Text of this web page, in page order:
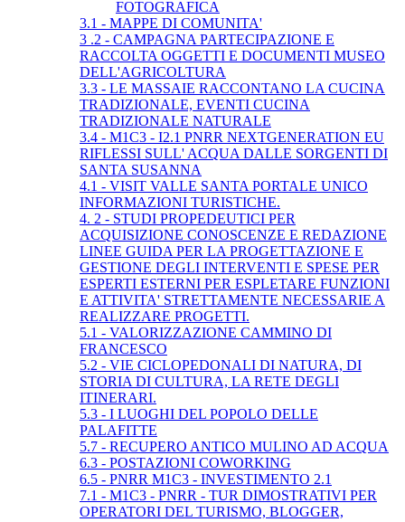
FOTOGRAFICA
3.1 - MAPPE DI COMUNITA'
3 .2 - CAMPAGNA PARTECIPAZIONE E
RACCOLTA OGGETTI E DOCUMENTI MUSEO
DELL'AGRICOLTURA
3.3 - LE MASSAIE RACCONTANO LA CUCINA
TRADIZIONALE, EVENTI CUCINA
TRADIZIONALE NATURALE
3.4 - M1C3 - I2.1 PNRR NEXTGENERATION EU
RIFLESSI SULL' ACQUA DALLE SORGENTI DI
SANTA SUSANNA
4.1 - VISIT VALLE SANTA PORTALE UNICO
INFORMAZIONI TURISTICHE.
4. 2 - STUDI PROPEDEUTICI PER
ACQUISIZIONE CONOSCENZE E REDAZIONE
LINEE GUIDA PER LA PROGETTAZIONE E
GESTIONE DEGLI INTERVENTI E SPESE PER
ESPERTI ESTERNI PER ESPLETARE FUNZIONI
E ATTIVITA' STRETTAMENTE NECESSARIE A
REALIZZARE PROGETTI.
5.1 - VALORIZZAZIONE CAMMINO DI
FRANCESCO
5.2 - VIE CICLOPEDONALI DI NATURA, DI
STORIA DI CULTURA, LA RETE DEGLI
ITINERARI.
5.3 - I LUOGHI DEL POPOLO DELLE
PALAFITTE
5.7 - RECUPERO ANTICO MULINO AD ACQUA
6.3 - POSTAZIONI COWORKING
6.5 - PNRR M1C3 - INVESTIMENTO 2.1
7.1 - M1C3 - PNRR - TUR DIMOSTRATIVI PER
OPERATORI DEL TURISMO, BLOGGER,